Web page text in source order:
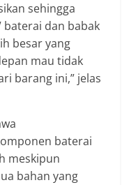
sehingga
baterai dan babak
besar yang
mau tidak
barang ini,” jelas
baterai
meskipun
bahan yang